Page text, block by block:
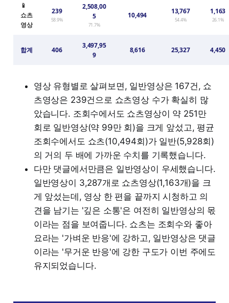
📱
쇼츠
영상
239
58.9%
2,508,00
5
71.7%
10,494 13,767
54.4%
1,163
26.1%
합계 406
3,497,95
9
8,616 25,327 4,450
영상 유형별로 살펴보면, 일반영상은 167건, 쇼
츠영상은 239건으로 쇼츠영상 수가 확실히 많
았습니다. 조회수에서도 쇼츠영상이 약 251만
회로 일반영상(약 99만 회)을 크게 앞섰고, 평균
조회수에서도 쇼츠(10,494회)가 일반(5,928회)
의 거의 두 배에 가까운 수치를 기록했습니다.
다만 댓글에서만큼은 일반영상이 우세했습니다.
일반영상이 3,287개로 쇼츠영상(1,163개)을 크
게 앞섰는데, 영상 한 편을 끝까지 시청하고 의
견을 남기는 '깊은 소통'은 여전히 일반영상의 몫
이라는 점을 보여줍니다. 쇼츠는 조회수와 좋아
요라는 '가벼운 반응'에 강하고, 일반영상은 댓글
이라는 '무거운 반응'에 강한 구도가 이번 주에도
유지되었습니다.